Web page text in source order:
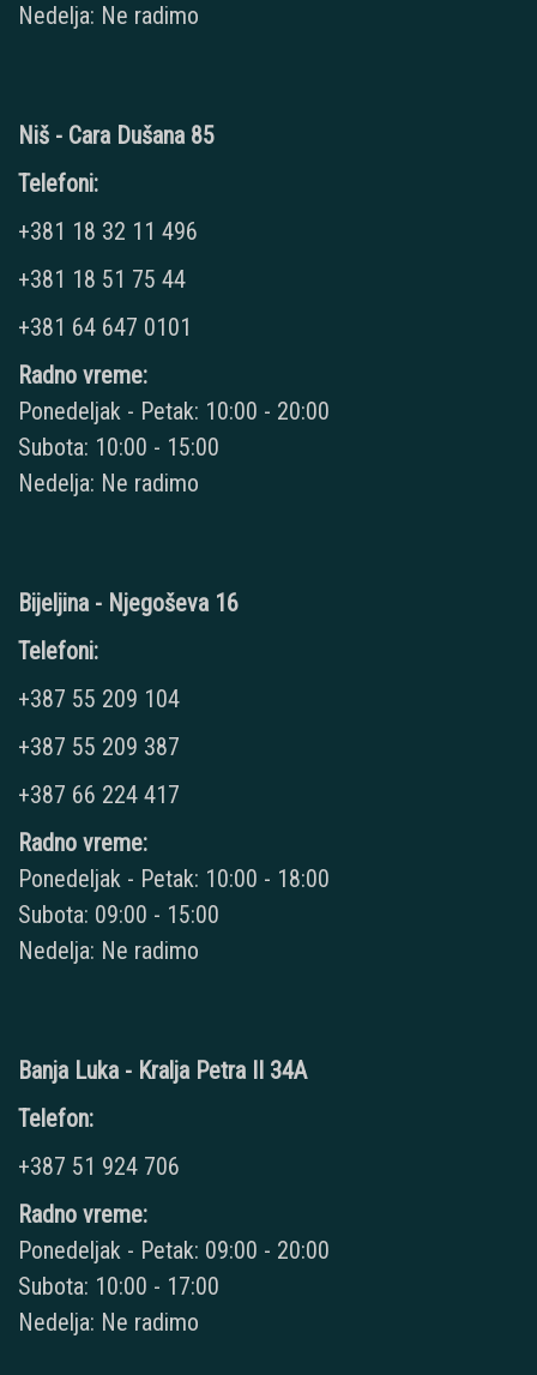
Nedelja: Ne radimo
Niš - Cara Dušana 85
Telefoni:
+381 18 32 11 496
+381 18 51 75 44
+381 64 647 0101
Radno vreme:
Ponedeljak - Petak: 10:00 - 20:00
Subota: 10:00 - 15:00
Nedelja: Ne radimo
Bijeljina - Njegoševa 16
Telefoni:
+387 55 209 104
+387 55 209 387
+387 66 224 417
Radno vreme:
Ponedeljak - Petak: 10:00 - 18:00
Subota: 09:00 - 15:00
Nedelja: Ne radimo
Banja Luka - Kralja Petra II 34A
Telefon:
+387 51 924 706
Radno vreme:
Ponedeljak - Petak: 09:00 - 20:00
Subota: 10:00 - 17:00
Nedelja: Ne radimo